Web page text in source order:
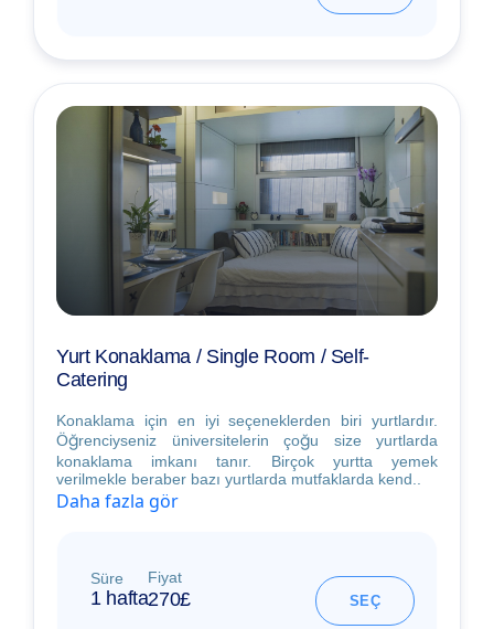
Yurt Konaklama / Single Room / Self-
Catering
Konaklama için en iyi seçeneklerden biri yurtlardır.
Öğrenciyseniz üniversitelerin çoğu size yurtlarda
konaklama imkanı tanır. Birçok yurtta yemek
verilmekle beraber bazı yurtlarda mutfaklarda kend..
Daha fazla gör
Süre
1 hafta
Fiyat
270£ SEÇ